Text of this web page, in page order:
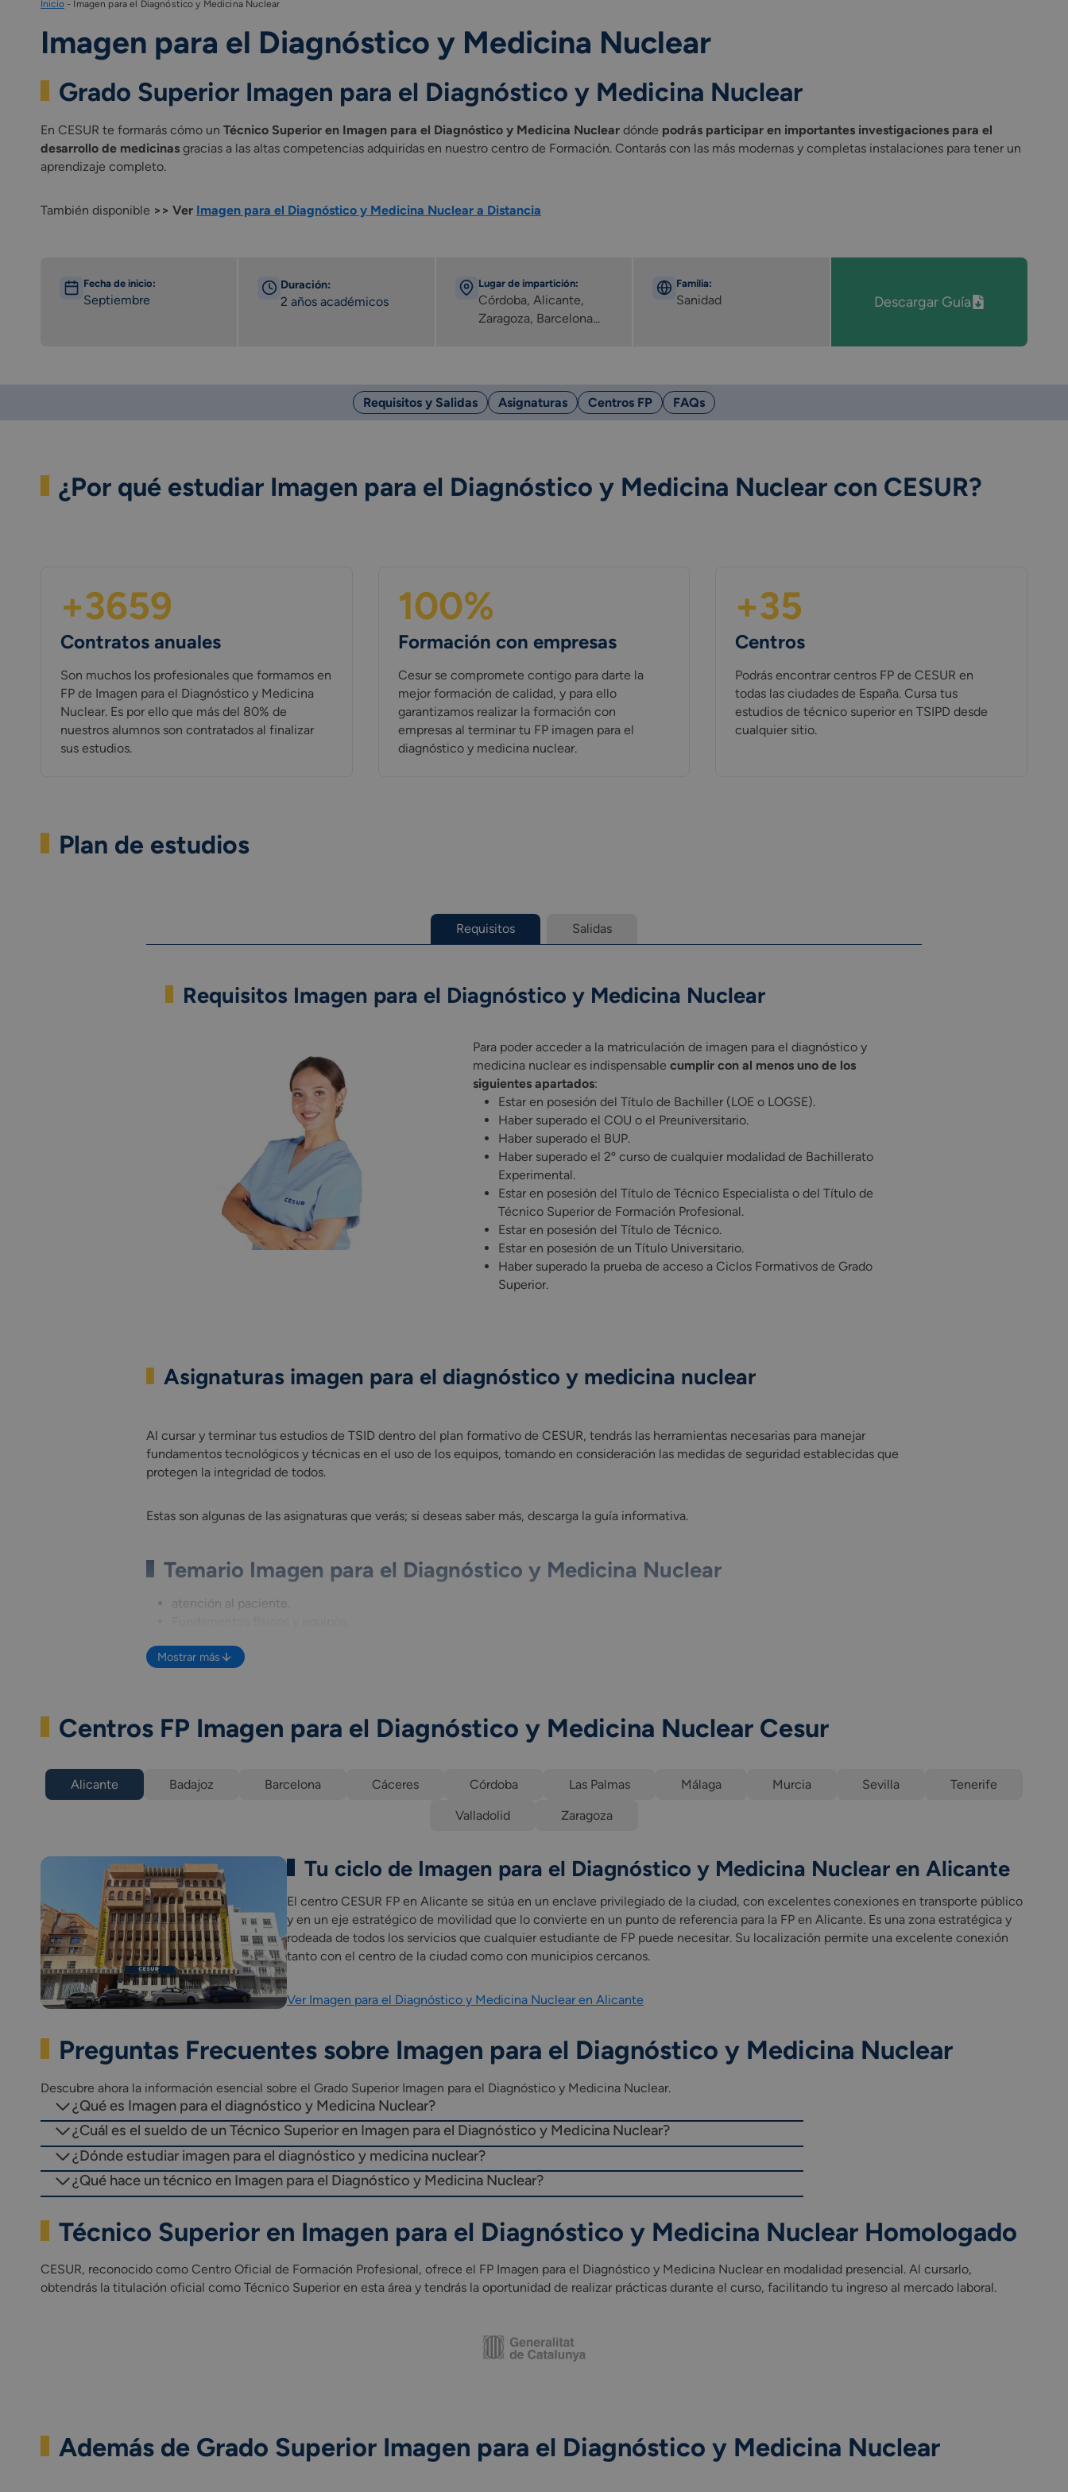
Inicio- Imagen para el Diagnóstico y Medicina Nuclear
Imagen para el Diagnóstico y Medicina Nuclear
Grado Superior Imagen para el Diagnóstico y Medicina Nuclear
En CESUR te formarás cómo un Técnico Superior en Imagen para el Diagnóstico y Medicina Nuclear dónde podrás participar en importantes investigaciones para el
desarrollo de medicinas gracias a las altas competencias adquiridas en nuestro centro de Formación. Contarás con las más modernas y completas instalaciones para tener un
aprendizaje completo.
También disponible >> Ver Imagen para el Diagnóstico y Medicina Nuclear a Distancia
Fecha de inicio:
Septiembre
Duración:
2 años académicos
Lugar de impartición:
Córdoba, Alicante,
Zaragoza, Barcelona...
Familia:
Sanidad Descargar Guía
Requisitos y Salidas Asignaturas Centros FP FAQs
¿Por qué estudiar Imagen para el Diagnóstico y Medicina Nuclear con CESUR?
+3659
Contratos anuales
Son muchos los profesionales que formamos en
FP de Imagen para el Diagnóstico y Medicina
Nuclear. Es por ello que más del 80% de
nuestros alumnos son contratados al finalizar
sus estudios.
100%
Formación con empresas
Cesur se compromete contigo para darte la
mejor formación de calidad, y para ello
garantizamos realizar la formación con
empresas al terminar tu FP imagen para el
diagnóstico y medicina nuclear.
+35
Centros
Podrás encontrar centros FP de CESUR en
todas las ciudades de España. Cursa tus
estudios de técnico superior en TSIPD desde
cualquier sitio.
Plan de estudios
Requisitos Salidas
Requisitos Imagen para el Diagnóstico y Medicina Nuclear
Para poder acceder a la matriculación de imagen para el diagnóstico y
medicina nuclear es indispensablecumplir con al menos uno de los
siguientes apartados:
Estar en posesión del Título de Bachiller (LOE o LOGSE).
Haber superado el COU o el Preuniversitario.
Haber superado el BUP.
Haber superado el 2º curso de cualquier modalidad de Bachillerato
Experimental.
Estar en posesión del Título de Técnico Especialista o del Título de
Técnico Superior de Formación Profesional.
Estar en posesión del Título de Técnico.
Estar en posesión de un Título Universitario.
Haber superado la prueba de acceso a Ciclos Formativos de Grado
Superior.
Asignaturas imagen para el diagnóstico y medicina nuclear
Al cursar y terminar tus estudios de TSID dentro del plan formativo de CESUR, tendrás las herramientas necesarias para manejar
fundamentos tecnológicos y técnicas en el uso de los equipos, tomando en consideración las medidas de seguridad establecidas que
protegen la integridad de todos.
Estas son algunas de las asignaturas que verás; si deseas saber más, descarga la guía informativa.
Temario Imagen para el Diagnóstico y Medicina Nuclear
atención al paciente.
Protección radiológica.
Técnicas de imagen por resonancia magnética.
0179. Inglés Profesional (Grado Superior)
1708. Sostenibilidad aplicada al sistema productivo
Proyecto intermodular de imagen para el diagnóstico y medicina nuclear.
Módulo profesional optativo (competencia de cada Comunidad Autónoma)
Incluye una fase de Formación en empresa u organismo equiparado como parte integrada del currículo del ciclo formativo.
*Las asignaturas presentes en el plan de estudios pueden variar según la comunidad autónoma.
Mostrar más
Centros FP Imagen para el Diagnóstico y Medicina Nuclear Cesur
Alicante Badajoz Barcelona Cáceres Córdoba Las Palmas Málaga Murcia Sevilla Tenerife
Valladolid Zaragoza
Tu ciclo de Imagen para el Diagnóstico y Medicina Nuclear en Alicante
El centro CESUR FP en Alicante se sitúa en un enclave privilegiado de la ciudad, con excelentes conexiones en transporte público
y en un eje estratégico de movilidad que lo convierte en un punto de referencia para la FP en Alicante. Es una zona estratégica y
rodeada de todos los servicios que cualquier estudiante de FP puede necesitar. Su localización permite una excelente conexión
tanto con el centro de la ciudad como con municipios cercanos.
Ver Imagen para el Diagnóstico y Medicina Nuclear en Alicante
Preguntas Frecuentes sobre Imagen para el Diagnóstico y Medicina Nuclear
Descubre ahora la información esencial sobre el Grado Superior Imagen para el Diagnóstico y Medicina Nuclear.
¿Qué es Imagen para el diagnóstico y Medicina Nuclear?
¿Cuál es el sueldo de un Técnico Superior en Imagen para el Diagnóstico y Medicina Nuclear?
¿Dónde estudiar imagen para el diagnóstico y medicina nuclear?
¿Qué hace un técnico en Imagen para el Diagnóstico y Medicina Nuclear?
Técnico Superior en Imagen para el Diagnóstico y Medicina Nuclear Homologado
CESUR, reconocido como Centro Oficial de Formación Profesional, ofrece el FP Imagen para el Diagnóstico y Medicina Nuclear en modalidad presencial. Al cursarlo,
obtendrás la titulación oficial como Técnico Superior en esta área y tendrás la oportunidad de realizar prácticas durante el curso, facilitando tu ingreso al mercado laboral.
Además de Grado Superior Imagen para el Diagnóstico y Medicina Nuclear